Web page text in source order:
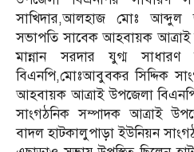
সাখিদার,আলহাজ মোঃ আব্দুল
সভাপতি সাবেক আহবায়ক
মান্নান সরদার যুগ্ম
বিএনপি,মোঃআবুবকর সিদ্দিক
আহবায়ক আত্রাই উপজেলা
সাংগঠনিক সম্পাদক আত্রাই
বাদল হাটকালুপাড়া ইউনিয়ন